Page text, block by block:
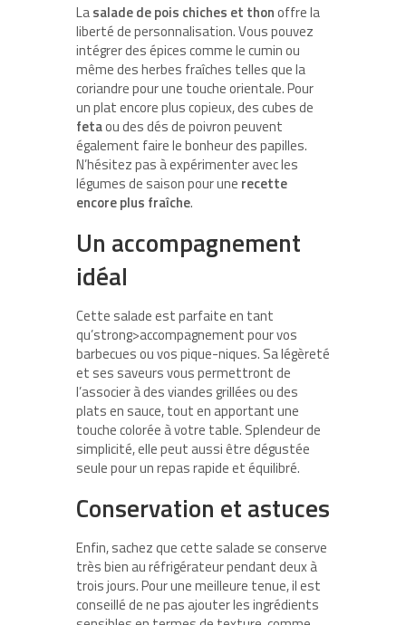
Lasalade de pois chiches et thonoffre la
liberté de personnalisation. Vous pouvez
intégrer des épices comme le cumin ou
même des herbes fraîches telles que la
coriandre pour une touche orientale. Pour
un plat encore plus copieux, des cubes de
fetaou des dés de poivron peuvent
également faire le bonheur des papilles.
N’hésitez pas à expérimenter avec les
légumes de saison pour une recette
encore plus fraîche.
Un accompagnement
idéal
Cette salade est parfaite en tant
qu’strong>accompagnement pour vos
barbecues ou vos pique-niques. Sa légèreté
et ses saveurs vous permettront de
l’associer à des viandes grillées ou des
plats en sauce, tout en apportant une
touche colorée à votre table. Splendeur de
simplicité, elle peut aussi être dégustée
seule pour un repas rapide et équilibré.
Conservation et astuces
Enfin, sachez que cette salade se conserve
très bien au réfrigérateur pendant deux à
trois jours. Pour une meilleure tenue, il est
conseillé de ne pas ajouter les ingrédients